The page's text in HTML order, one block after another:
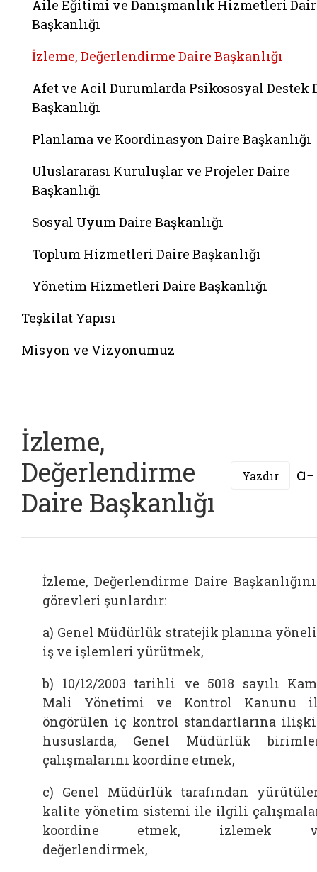
Aile Eğitimi ve Danışmanlık Hizmetleri
Başkanlığı
İzleme, Değerlendirme Daire Başkanlığı
Afet ve Acil Durumlarda Psikososyal Destek
Başkanlığı
Planlama ve Koordinasyon Daire Başkanlığı
Uluslararası Kuruluşlar ve Projeler Daire
Başkanlığı
Sosyal Uyum Daire Başkanlığı
Toplum Hizmetleri Daire Başkanlığı
Yönetim Hizmetleri Daire Başkanlığı
Teşkilat Yapısı
Misyon ve Vizyonumuz
İzleme,
Değerlendirme
Daire Başkanlığı
Yazdır
İzleme, Değerlendirme Daire
görevleri şunlardır:
a) Genel Müdürlük stratejik planına
iş ve işlemleri yürütmek,
b) 10/12/2003 tarihli ve 5018 sayılı
Mali Yönetimi ve Kontrol Kanunu
öngörülen iç kontrol standartlarına
hususlarda, Genel Müdürlük
çalışmalarını koordine etmek,
c) Genel Müdürlük tarafından
kalite yönetim sistemi ile ilgili
koordine etmek, izlemek
değerlendirmek,